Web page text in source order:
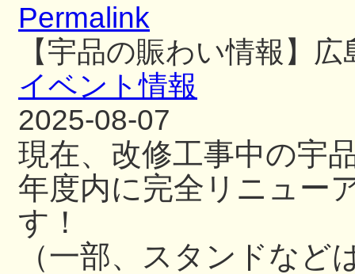
Permalink
【宇品の賑わい情報】
イベント情報
2025-08-07
現在、改修工事中の宇
年度内に完全リニュー
す！
（一部、スタンドなど